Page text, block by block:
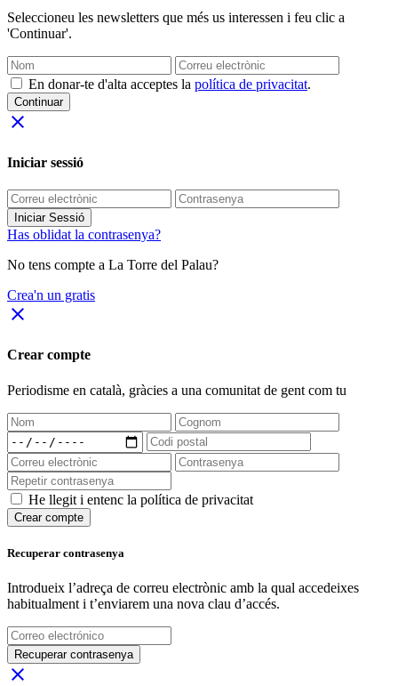
Seleccioneu les newsletters que més us interessen i feu clic a
'Continuar'.
En donar-te d'alta acceptes la política de privacitat.
Continuar
close
Iniciar sessió
Iniciar Sessió
Has oblidat la contrasenya?
No tens compte a La Torre del Palau?
Crea'n un gratis
close
Crear compte
Periodisme en català, gràcies a una comunitat de gent com tu
He llegit i entenc la política de privacitat
Crear compte
Recuperar contrasenya
Introdueix l’adreça de correu electrònic amb la qual accedeixes
habitualment i t’enviarem una nova clau d’accés.
Recuperar contrasenya
close